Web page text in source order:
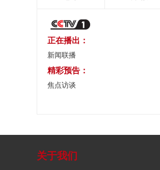
正在播出：
新闻联播
精彩预告：
焦点访谈
关于我们